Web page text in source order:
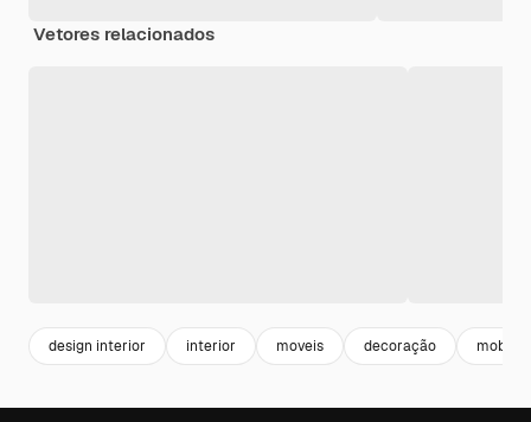
Vetores relacionados
design interior interior moveis decoração